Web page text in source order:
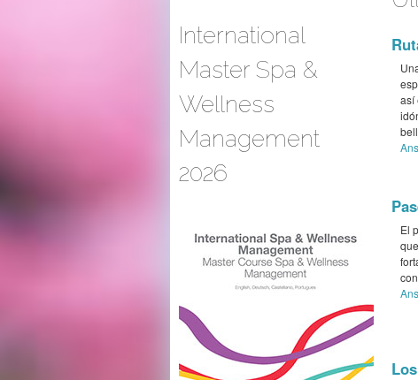
International
Master Spa &
Wellness
Management
2026
así
El